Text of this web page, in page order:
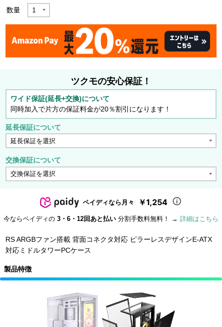
数量
ツクモの安心保証！
ワイド保証(延長+交換)について
同時加入で片方の保証料金が20％割引になります！
延長保証について
交換保証について
ペイディなら月々 ￥1,254
今ならペイディの 3・6・12回あと払い 分割手数料無料！ → 詳細はこちら
RS ARGBファン搭載 背面コネクタ対応 ピラーレスデザインE-ATX
対応ミドルタワーPCケース
製品特徴